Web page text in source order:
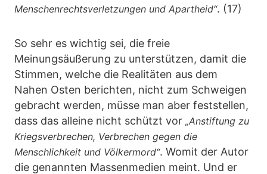
Menschenrechtsverletzungen und Apartheid“. (17)
So sehr es wichtig sei, die freie
Meinungsäußerung zu unterstützen, damit die
Stimmen, welche die Realitäten aus dem
Nahen Osten berichten, nicht zum Schweigen
gebracht werden, müsse man aber feststellen,
dass das alleine nicht schützt vor „Anstiftung zu
Kriegsverbrechen, Verbrechen gegen die
Menschlichkeit und Völkermord“. Womit der Autor
die genannten Massenmedien meint. Und er